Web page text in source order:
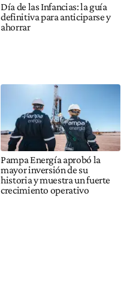
Día de las Infancias: la guía
definitiva para anticiparse y
ahorrar
Pampa Energía aprobó la
mayor inversión de su
historia y muestra un fuerte
crecimiento operativo